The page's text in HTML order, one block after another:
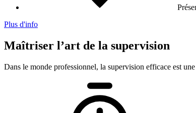
Plus d'info
Maîtriser l’art de la supervision
Dans le monde professionnel, la supervision efficace est